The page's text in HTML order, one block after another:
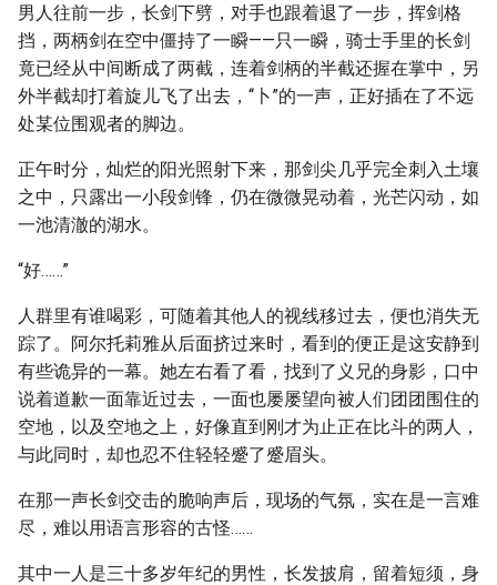
男人往前一步，长剑下劈，对手也跟着退了一步，挥剑格
挡，两柄剑在空中僵持了一瞬——只一瞬，骑士手里的长剑
竟已经从中间断成了两截，连着剑柄的半截还握在掌中，另
外半截却打着旋儿飞了出去，“卜”的一声，正好插在了不远
处某位围观者的脚边。
正午时分，灿烂的阳光照射下来，那剑尖几乎完全刺入土壤
之中，只露出一小段剑锋，仍在微微晃动着，光芒闪动，如
一池清澈的湖水。
“好……”
人群里有谁喝彩，可随着其他人的视线移过去，便也消失无
踪了。阿尔托莉雅从后面挤过来时，看到的便正是这安静到
有些诡异的一幕。她左右看了看，找到了义兄的身影，口中
说着道歉一面靠近过去，一面也屡屡望向被人们团团围住的
空地，以及空地之上，好像直到刚才为止正在比斗的两人，
与此同时，却也忍不住轻轻蹙了蹙眉头。
在那一声长剑交击的脆响声后，现场的气氛，实在是一言难
尽，难以用语言形容的古怪……
其中一人是三十多岁年纪的男性，长发披肩，留着短须，身